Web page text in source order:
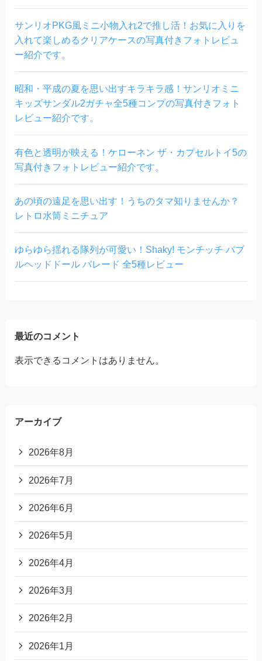
サンリオPKG風ミニ小物入れ2で推し活！お気に入りを
入れて楽しめるクリアケースの写真付きフォトレビュ
ー紹介です。
昭和・平成の夏を思い出すキラキラ感！サンリオミニ
キッズサンダル2ガチャ全5種コンプの写真付きフォト
レビュー紹介です。
有色と透明が映える！ケローネン ザ・カプセルトイ5の
写真付きフォトレビュー紹介です。
あの頃の遠足を思い出す！うちのタマ知りませんか？
レトロ水筒ミニチュア
ゆらゆら揺れる隊列が可愛い！Shaky! モンチッチ バブ
ルヘッドドール パレード 全5種レビュー
最近のコメント
表示できるコメントはありません。
アーカイブ
2026年8月
2026年7月
2026年6月
2026年5月
2026年4月
2026年3月
2026年2月
2026年1月